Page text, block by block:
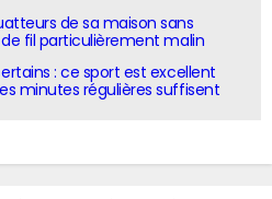
de sa maison sans
fil particulièrement malin
: ce sport est excellent
minutes régulières suffisent